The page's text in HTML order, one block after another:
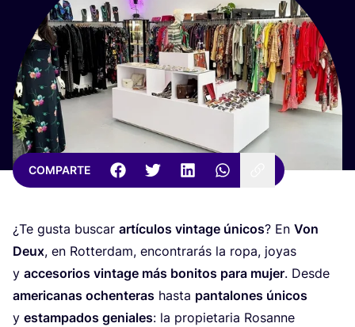
COMPARTE
¿Te gus­ta bus­car artícu­los vin­ta­ge úni­cos? En Von
Deux, en Rot­ter­dam, encon­tra­rás la ropa, joyas
y acce­so­rios vin­ta­ge más boni­tos para mujer. Des­de
ame­ri­ca­nas ochen­te­ras has­ta pan­ta­lo­nes úni­cos
y estam­pa­dos genia­les: la pro­pie­ta­ria Rosan­ne